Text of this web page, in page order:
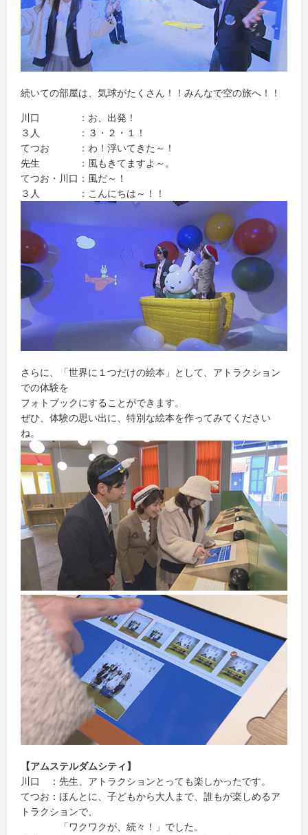
続いての部屋は、気球がたくさん！！みんなで空の旅へ！！
川口 ：お、出発！
３人 ：３・２・１！
てつお ：わ！浮いてきた～！
先生 ：風もきてますよ～。
てつお・川口：風だ～！
３人 ：こんにちは～！！
さらに、「世界に１つだけの絵本」として、アトラクション
での体験を
フォトブックにすることができます。
ぜひ、体験の思い出に、特別な絵本を作ってみてください
ね。
【アムステルダムシティ】
川口 ：先生、アトラクションとっても楽しかったです。
てつお：ほんとに、子どもから大人まで、誰もが楽しめるア
トラクションで、
「ワクワクが、続々！」でした。